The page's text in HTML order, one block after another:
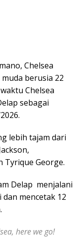
Chelsea
berusia 22
Chelsea
sebagai
lebih tajam dari
Tyrique George.
Delap menjalani
mencetak 12
here we go!